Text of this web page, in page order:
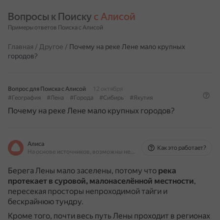
Вопросы к Поиску с Алисой
Примеры ответов Поиска с Алисой
Главная / Другое / Почему на реке Лене мало крупных
городов?
Вопрос для Поиска с Алисой
12 октября
#География
#Лена #Города #Сибирь #Якутия
Почему на реке Лене мало крупных городов?
Алиса
На основе источников, возможны неточности
Как это работает?
Берега Лены мало заселены, потому что река
протекает в суровой, малонаселённой местности,
пересекая просторы непроходимой тайги и
бескрайнюю тундру.
Кроме того, почти весь путь Лены проходит в регионах